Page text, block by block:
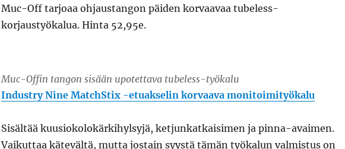
Muc-Off tarjoaa ohjaustangon päiden korvaavaa tubeless-
korjaustyökalua. Hinta 52,95e.
Muc-Offin tangon sisään upotettava tubeless-työkalu
Industry Nine MatchStix -etuakselin korvaava monitoimityökalu
Sisältää kuusiokolokärkihylsyjä, ketjunkatkaisimen ja pinna-avaimen.
Vaikuttaa kätevältä, mutta jostain syystä tämän työkalun valmistus on